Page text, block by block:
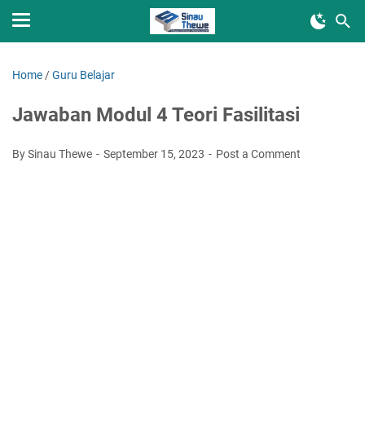
Home /Guru Belajar
Jawaban Modul 4 Teori Fasilitasi
By Sinau Thewe September 15, 2023 Post a Comment